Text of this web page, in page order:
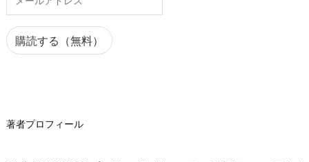
ア
ド
購読する（無料）
著者プロフィール